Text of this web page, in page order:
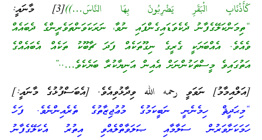
كَأَذْنَابِ الْبَقَرِ يَضْرِبُونَ بِهَا النَّاسَ…))[3] މާނައީ:
“ތިމަންކަލޭގެފާނު ދެކެވަޑައިގެންފައި ނުވާ، ނަރަކަވަންތަވެރީންގެ ދެބައެއް
ވެއެވެ. އެއްބަޔަކީ ގެރީގެ ނިގޫތަކެއް ފަދަ ޗާބޫކު ތަކެއް އެބައެއްގެ
އަތުގައިވެ މީސްތަކުންނަށް އެއިން އަނިޔާކުރާ ބަޔެކެވެ…..”
[އަލްއިމާމު] ނަވަވީ رحمه الله ވިދާޅުވިއެވެ. [އެބަސްފުޅުގެ މާނައީ:]
“މިޙަދީޘް ހިމެނެނީ ނަބީކަމުގެ މުޢުޖިޒާތުގެ ތެރެއިންނެވެ. ފަހެ
ހަމަކަށާވަރުން ސަލާމާއި ޞަލަވާތްލެއްވި އިތުރު އެކަލޭގެފާނު